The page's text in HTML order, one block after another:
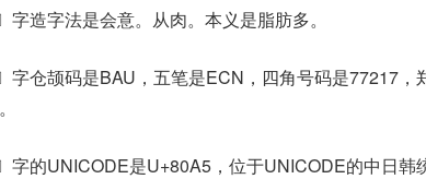
字造字法是会意。从肉。本义是脂肪多。
〕字仓颉码是BAU，五笔是ECN，四角号码是77217
字的UNICODE是U+80A5，位于UNICODE的中日韩